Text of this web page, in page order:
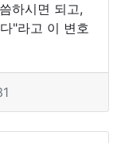
하시면 되고,
"라고 이 변호